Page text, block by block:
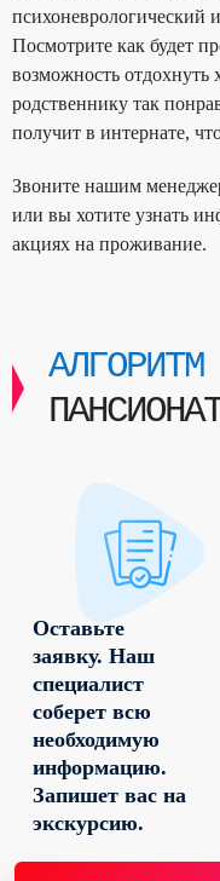
психоневрологический
Посмотрите как будет
возможность
родственнику так
получит в интернате,
Звоните нашим
или вы хотите узнать
акциях на проживание.
АЛГОРИТМ
Оставьте
заявку. Наш
специалист
соберет всю
необходимую
информацию.
Запишет вас на
экскурсию.